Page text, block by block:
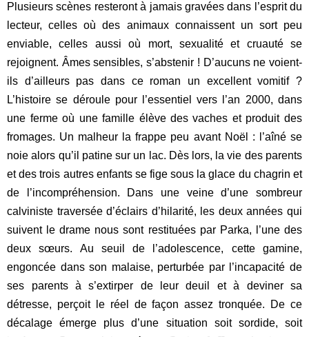
Plusieurs scènes resteront à jamais gravées dans l’esprit du
lecteur, celles où des animaux connaissent un sort peu
enviable, celles aussi où mort, sexualité et cruauté se
rejoignent. Âmes sensibles, s’abstenir ! D’aucuns ne voient-
ils d’ailleurs pas dans ce roman un excellent vomitif ?
L’histoire se déroule pour l’essentiel vers l’an 2000, dans
une ferme où une famille élève des vaches et produit des
fromages. Un malheur la frappe peu avant Noël : l’aîné se
noie alors qu’il patine sur un lac. Dès lors, la vie des parents
et des trois autres enfants se fige sous la glace du chagrin et
de l’incompréhension. Dans une veine d’une sombreur
calviniste traversée d’éclairs d’hilarité, les deux années qui
suivent le drame nous sont restituées par Parka, l’une des
deux sœurs. Au seuil de l’adolescence, cette gamine,
engoncée dans son malaise, perturbée par l’incapacité de
ses parents à s’extirper de leur deuil et à deviner sa
détresse, perçoit le réel de façon assez tronquée. De ce
décalage émerge plus d’une situation soit sordide, soit